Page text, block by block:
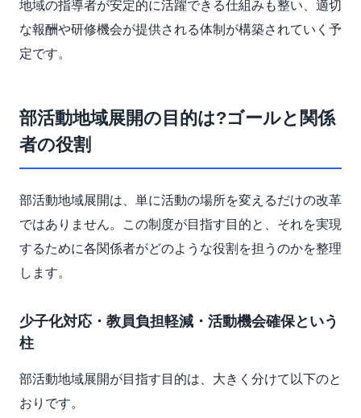
地域の指導者が安定的に活躍できる仕組みも整い、適切
な報酬や研修機会が提供される体制が構築されていく予
定です。
部活動地域展開の目的は?ゴールと関係
者の役割
部活動地域展開は、単に活動の場所を変えるだけの改革
ではありません。この制度が目指す目的と、それを実現
するために各関係者がどのような役割を担うのかを整理
します。
少子化対応・教員負担軽減・活動機会確保という
柱
部活動地域展開が目指す目的は、大きく分けて以下のと
おりです。